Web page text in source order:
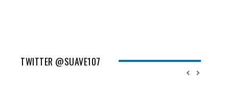
TWITTER @SUAVE107